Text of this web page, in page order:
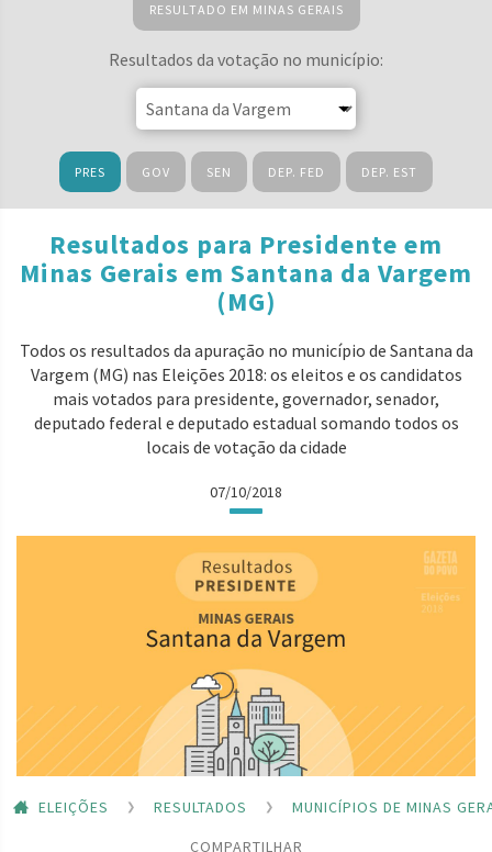
RESULTADO EM MINAS GERAIS
Resultados da votação no município:
PRES GOV SEN DEP. FED DEP. EST
Resultados para Presidente em
Minas Gerais em Santana da Vargem
(MG)
Todos os resultados da apuração no município de Santana da
Vargem (MG) nas Eleições 2018: os eleitos e os candidatos
mais votados para presidente, governador, senador,
deputado federal e deputado estadual somando todos os
locais de votação da cidade
07/10/2018
ELEIÇÕES RESULTADOS
MUNICÍPIOS DE MINAS
COMPARTILHAR